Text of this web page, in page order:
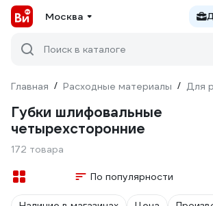
Москва
Поиск в каталоге
Главная / Расходные материалы / Для
Губки шлифовальные
четырехсторонние
172 товара
По популярности